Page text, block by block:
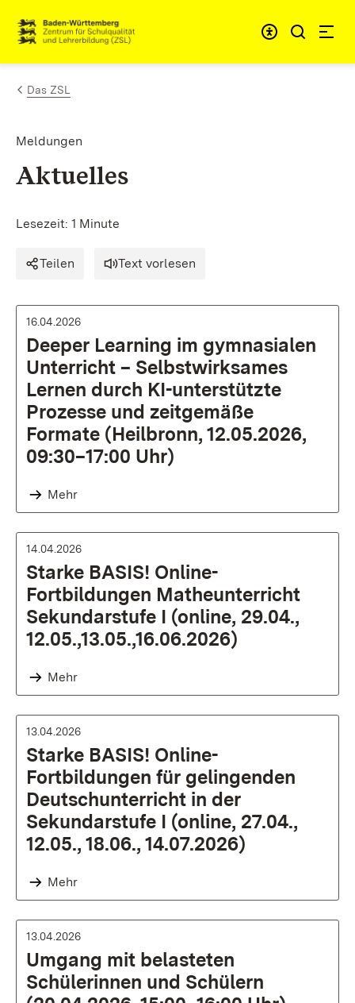
Zum Inhalt springen
Link zur Startseite
Das ZSL
Meldungen
Aktuelles
Lesezeit: 1 Minute
Teilen Text vorlesen
16.04.2026
Deeper Learning im gymnasialen
Unterricht – Selbstwirksames
Lernen durch KI-unterstützte
Prozesse und zeitgemäße
Formate (Heilbronn, 12.05.2026,
09:30–17:00 Uhr)
Mehr
14.04.2026
Starke BASIS! Online-
Fortbildungen Matheunterricht
Sekundarstufe I (online, 29.04.,
12.05.,13.05.,16.06.2026)
Mehr
13.04.2026
Starke BASIS! Online-
Fortbildungen für gelingenden
Deutschunterricht in der
Sekundarstufe I (online, 27.04.,
12.05., 18.06., 14.07.2026)
Mehr
13.04.2026
Umgang mit belasteten
Schülerinnen und Schülern